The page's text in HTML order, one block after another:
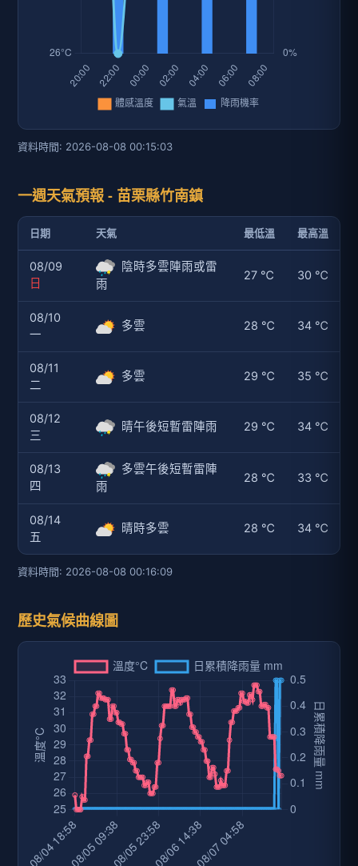
資料時間: 2026-08-08 00:15:03
一週天氣預報 - 苗栗縣竹南鎮
日期 天氣 最低溫 最高溫
08/09
日
陰時多雲陣雨或雷
雨
27 ℃ 30 ℃
08/10
一
多雲 28 ℃ 34 ℃
08/11
二
多雲 29 ℃ 35 ℃
08/12
三
晴午後短暫雷陣雨 29 ℃ 34 ℃
08/13
四
多雲午後短暫雷陣
雨
28 ℃ 33 ℃
08/14
五
晴時多雲 28 ℃ 34 ℃
資料時間: 2026-08-08 00:16:09
歷史氣候曲線圖